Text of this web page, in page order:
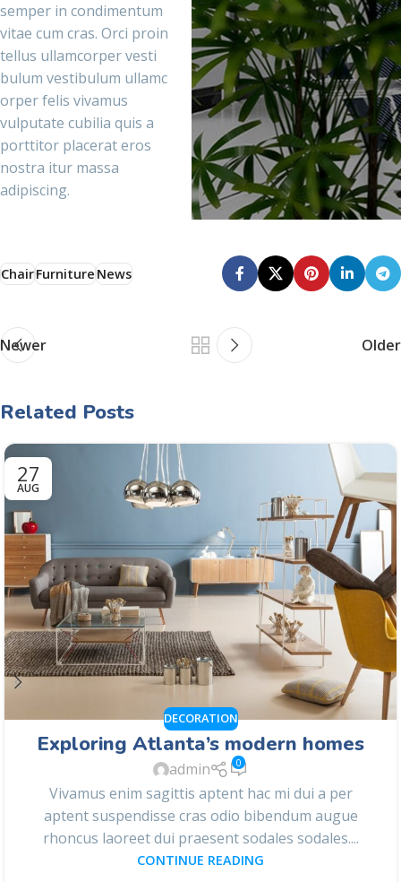
semper in condimentum
vitae cum cras. Orci proin
tellus ullamcorper vesti
bulum vestibulum ullamc
orper felis vivamus
vulputate cubilia quis a
porttitor placerat eros
nostra itur massa
adipiscing.
ChairFurnitureNews
Newer Older
Related Posts
27
AUG
DECORATION
Exploring Atlanta’s modern homes
admin 0
Vivamus enim sagittis aptent hac mi dui a per
aptent suspendisse cras odio bibendum augue
rhoncus laoreet dui praesent sodales sodales....
CONTINUE READING